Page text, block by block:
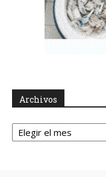
Archivos
Archivos